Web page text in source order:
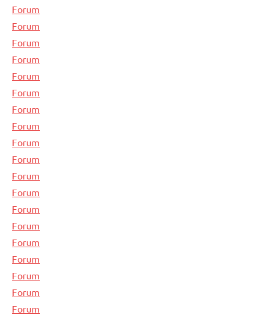
Forum
Forum
Forum
Forum
Forum
Forum
Forum
Forum
Forum
Forum
Forum
Forum
Forum
Forum
Forum
Forum
Forum
Forum
Forum